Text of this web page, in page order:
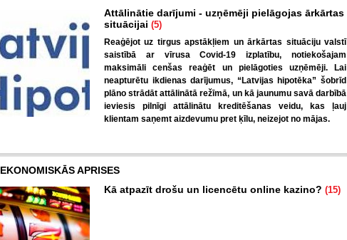
Attālinātie darījumi - uzņēmēji pielāgojas ārkārtas
situācijai (5)
Reaģējot uz tirgus apstākļiem un ārkārtas situāciju valstī
saistībā ar vīrusa Covid-19 izplatību, notiekošajam
maksimāli cenšas reaģēt un pielāgoties uzņēmēji. Lai
neapturētu ikdienas darījumus, “Latvijas hipotēka” šobrīd
plāno strādāt attālinātā režīmā, un kā jaunumu savā darbībā
ieviesis pilnīgi attālinātu kreditēšanas veidu, kas ļauj
klientam saņemt aizdevumu pret ķīlu, neizejot no mājas.
EKONOMISKĀS APRISES
Kā atpazīt drošu un licencētu online kazino? (15)